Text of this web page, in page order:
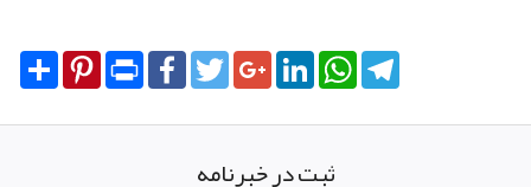
Share PinterestPrint FacebookTwitterGoogle+LinkedInWhatsApp
ثبت در خبرنامه